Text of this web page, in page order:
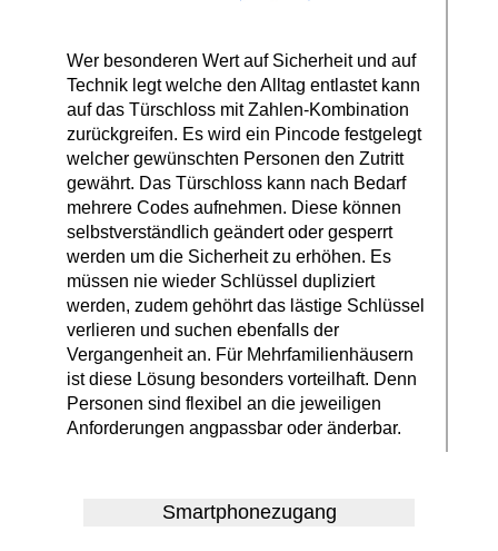
Wer besonderen Wert auf Sicherheit und auf
Technik legt welche den Alltag entlastet kann
auf das Türschloss mit Zahlen-Kombination
zurückgreifen. Es wird ein Pincode festgelegt
welcher gewünschten Personen den Zutritt
gewährt. Das Türschloss kann nach Bedarf
mehrere Codes aufnehmen. Diese können
selbstverständlich geändert oder gesperrt
werden um die Sicherheit zu erhöhen. Es
müssen nie wieder Schlüssel dupliziert
werden, zudem gehöhrt das lästige Schlüssel
verlieren und suchen ebenfalls der
Vergangenheit an. Für Mehrfamilienhäusern
ist diese Lösung besonders vorteilhaft. Denn
Personen sind flexibel an die jeweiligen
Anforderungen angpassbar oder änderbar.
Smartphonezugang